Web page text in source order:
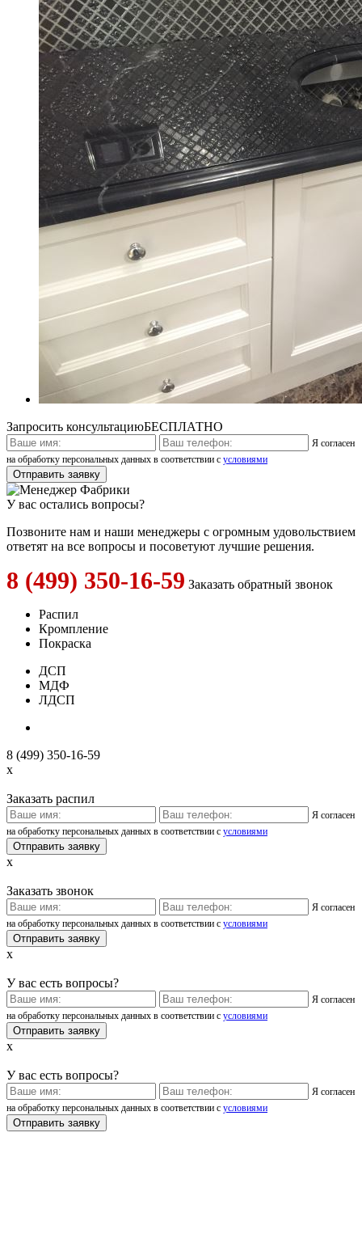
Запросить консультациюБЕСПЛАТНО
Я согласен
на обработку персональных данных в соответствии с условиями
У вас остались вопросы?
Позвоните нам и наши менеджеры с огромным удовольствием
ответят на все вопросы и посоветуют лучшие решения.
8 (499) 350-16-59 Заказать обратный звонок
Распил
Кромпление
Покраска
ДСП
МДФ
ЛДСП
8 (499) 350-16-59
x
Заказать распил
Я согласен
на обработку персональных данных в соответствии с условиями
x
Заказать звонок
Я согласен
на обработку персональных данных в соответствии с условиями
x
У вас есть вопросы?
Я согласен
на обработку персональных данных в соответствии с условиями
x
У вас есть вопросы?
Я согласен
на обработку персональных данных в соответствии с условиями